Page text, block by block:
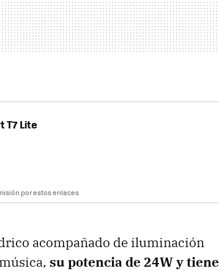
T7 Lite
por estos enlaces
acompañado de iluminación
su potencia de 24W y tiene